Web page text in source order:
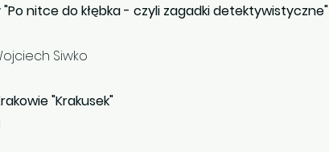
nitce do kłębka - czyli zagadki detektywistyczne"
Siwko
"Krakusek"